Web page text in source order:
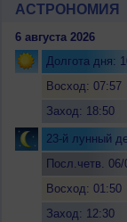
АСТРОНОМИЯ
6 августа 2026
Долгота дня:
Восход: 07:57
Заход: 18:50
23-й лунный
Посл.четв. 06/
Восход: 01:50
Заход: 12:30